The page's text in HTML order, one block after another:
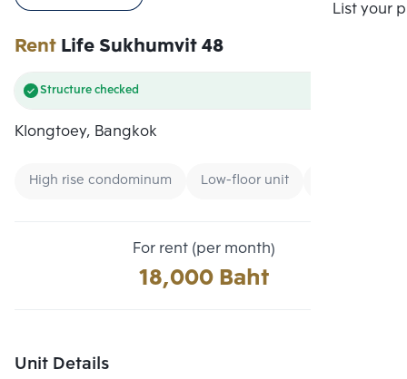
List your
RentLife Sukhumvit 48
Structure checked
Klongtoey, Bangkok
High rise condominum Low-floor unit
For rent (per month)
18,000 Baht
Unit Details